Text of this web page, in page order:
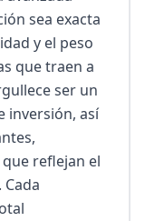
sea exacta
y el peso
que traen a
ser un
inversión, así
reflejan el